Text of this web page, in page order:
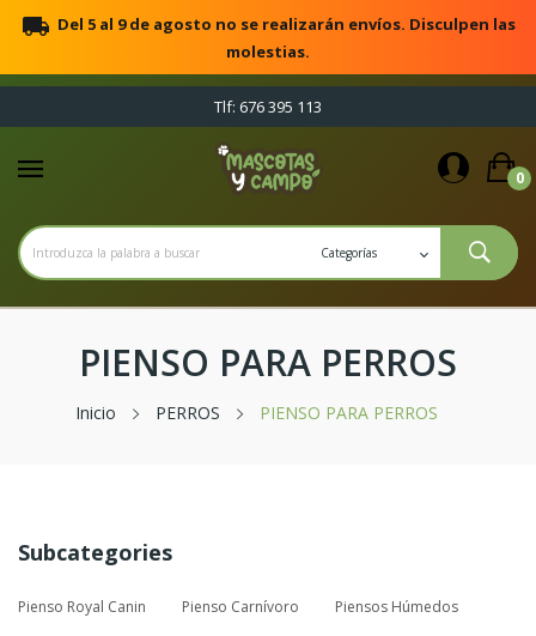
local_shipping Del 5 al 9 de agosto no se realizarán envíos. Disculpen las
molestias.
Tlf: 676 395 113
0
PIENSO PARA PERROS
Inicio PERROS PIENSO PARA PERROS
Subcategories
Pienso Royal Canin Pienso Carnívoro
Piensos Húmedos